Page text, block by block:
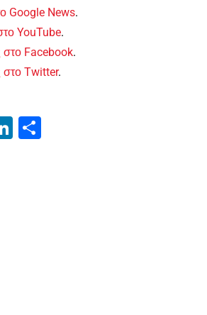
Google News.
YouTube.
Facebook.
Twitter.
LinkedIn